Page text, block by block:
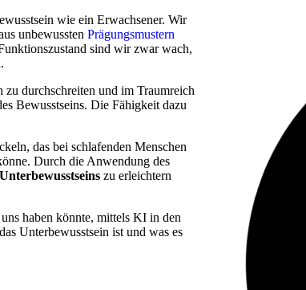
wie ein Erwachsener. Wir
unbewussten Prägungsmustern
sind wir zwar wach,
durchschreiten und im Traumreich
Bewusstseins. Die Fähigkeit dazu
das bei schlafenden Menschen
Durch die Anwendung des
Unterbewusstseins zu erleichtern
haben könnte, mittels KI in den
Unterbewusstsein ist und was es